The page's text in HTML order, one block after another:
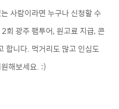
사람이라면 누구나 신청할 수
2회 광주 팸투어, 원고료 지급, 콘
합니다. 먹거리도 많고 인심도
해보세요. :)